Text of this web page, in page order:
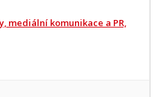
mediální komunikace a PR,